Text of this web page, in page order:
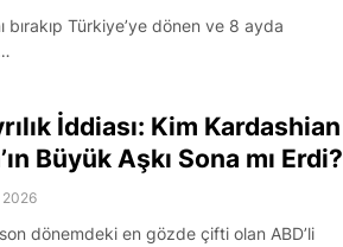
bırakıp Türkiye’ye dönen ve 8 ayda
İddiası: Kim Kardashian
Büyük Aşkı Sona mı Erdi?
2026
dönemdeki en gözde çifti olan ABD’li